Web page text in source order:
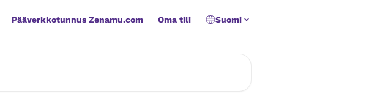
Pääverkkotunnus Zenamu.com Oma tili Suomi